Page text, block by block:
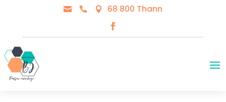
   68 800 Thann